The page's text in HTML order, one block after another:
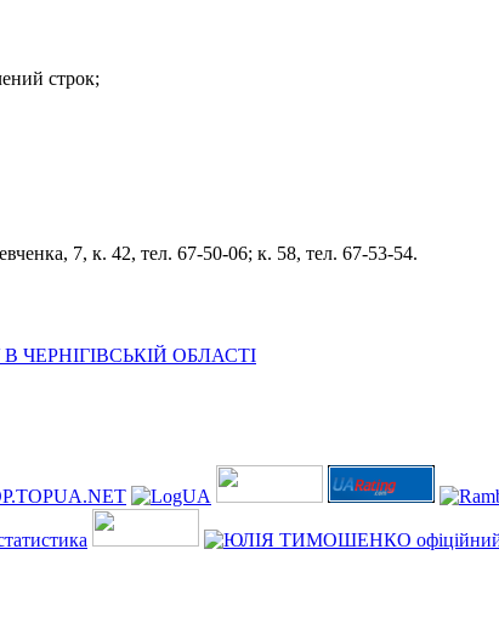
строк;
7, к. 42, тел. 67-50-06; к. 58, тел. 67-53-54.
ОБЛАСТІ